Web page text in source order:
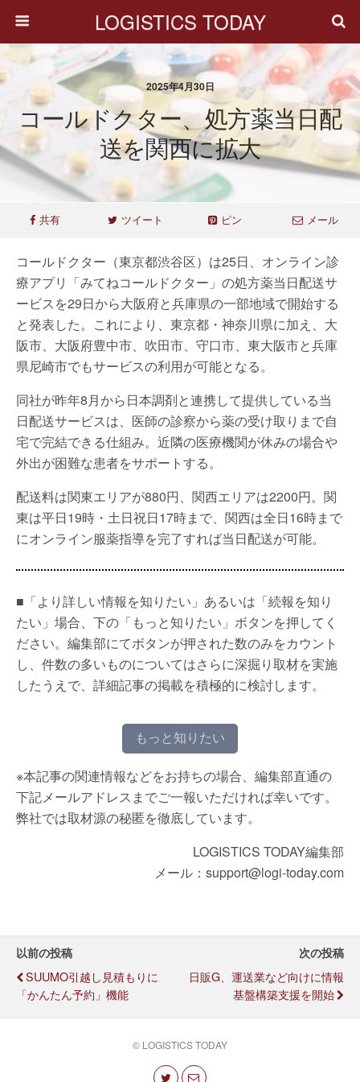
LOGISTICS TODAY
2025年4月30日
コールドクター、処方薬当日配
送を関西に拡大
共有 ツイート ピン メール
コールドクター（東京都渋谷区）は25日、オンライン診
療アプリ「みてねコールドクター」の処方薬当日配送サ
ービスを29日から大阪府と兵庫県の一部地域で開始する
と発表した。これにより、東京都・神奈川県に加え、大
阪市、大阪府豊中市、吹田市、守口市、東大阪市と兵庫
県尼崎市でもサービスの利用が可能となる。
同社が昨年8月から日本調剤と連携して提供している当
日配送サービスは、医師の診察から薬の受け取りまで自
宅で完結できる仕組み。近隣の医療機関が休みの場合や
外出が困難な患者をサポートする。
配送料は関東エリアが880円、関西エリアは2200円。関
東は平日19時・土日祝日17時まで、関西は全日16時まで
にオンライン服薬指導を完了すれば当日配送が可能。
■「より詳しい情報を知りたい」あるいは「続報を知り
たい」場合、下の「もっと知りたい」ボタンを押してく
ださい。編集部にてボタンが押された数のみをカウント
し、件数の多いものについてはさらに深掘り取材を実施
したうえで、詳細記事の掲載を積極的に検討します。
もっと知りたい
※本記事の関連情報などをお持ちの場合、編集部直通の
下記メールアドレスまでご一報いただければ幸いです。
弊社では取材源の秘匿を徹底しています。
LOGISTICS TODAY編集部
メール：support@logi-today.com
以前の投稿
SUUMO引越し見積もりに
「かんたん予約」機能
次の投稿
日販G、運送業など向けに情報
基盤構築支援を開始
© LOGISTICS TODAY